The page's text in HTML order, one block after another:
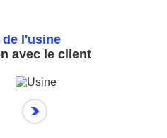
de l'usine
avec le client